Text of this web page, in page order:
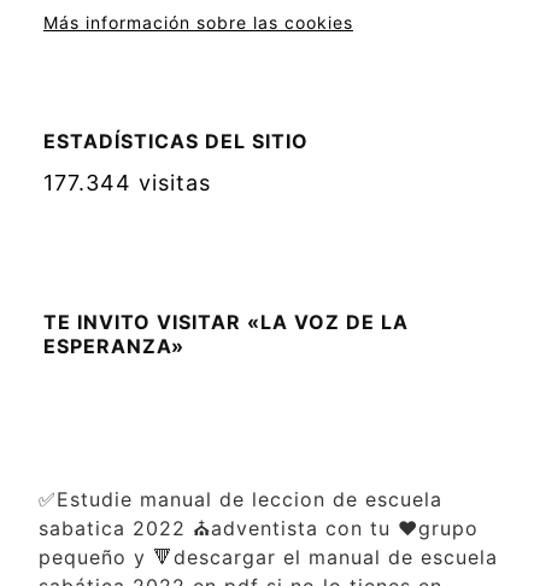
Más información sobre las cookies
ESTADÍSTICAS DEL SITIO
177.344 visitas
TE INVITO VISITAR «LA VOZ DE LA
ESPERANZA»
✅Estudie manual de leccion de escuela
sabatica 2022 ⛪adventista con tu ❤️grupo
pequeño y 🔻descargar el manual de escuela